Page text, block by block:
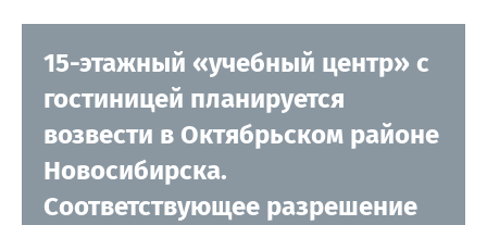
15-этажный «учебный центр» с
гостиницей планируется
возвести в Октябрьском районе
Новосибирска.
Соответствующее разрешение